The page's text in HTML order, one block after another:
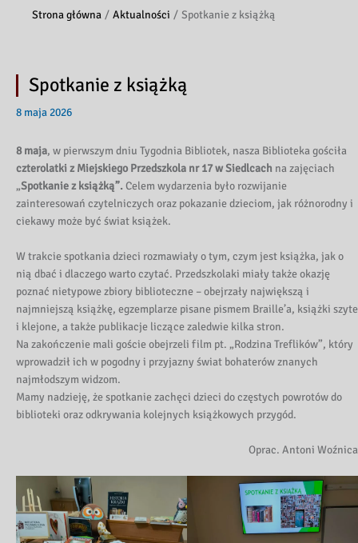
Strona główna Aktualności Spotkanie z książką
Spotkanie z książką
8 maja 2026
8 maja, w pierwszym dniu Tygodnia Bibliotek, nasza Biblioteka gościła
czterolatki z Miejskiego Przedszkola nr 17 w Siedlcach na zajęciach
„Spotkanie z książką”. Celem wydarzenia było rozwijanie
zainteresowań czytelniczych oraz pokazanie dzieciom, jak różnorodny i
ciekawy może być świat książek.
W trakcie spotkania dzieci rozmawiały o tym, czym jest książka, jak o
nią dbać i dlaczego warto czytać. Przedszkolaki miały także okazję
poznać nietypowe zbiory biblioteczne – obejrzały największą i
najmniejszą książkę, egzemplarze pisane pismem Braille’a, książki szyte
i klejone, a także publikacje liczące zaledwie kilka stron.
Na zakończenie mali goście obejrzeli film pt. „Rodzina Treflików”, który
wprowadził ich w pogodny i przyjazny świat bohaterów znanych
najmłodszym widzom.
Mamy nadzieję, że spotkanie zachęci dzieci do częstych powrotów do
biblioteki oraz odkrywania kolejnych książkowych przygód.
Oprac. Antoni Woźnica